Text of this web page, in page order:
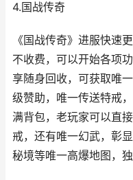
4.国战传奇
《国战传奇》进服快速
不收费，可以开始各项
享随身回收，可获取唯
级赞助，唯一传送特戒
满背包，老玩家可以直
戒，还有唯一幻武，彰
秘境等唯一高爆地图，独